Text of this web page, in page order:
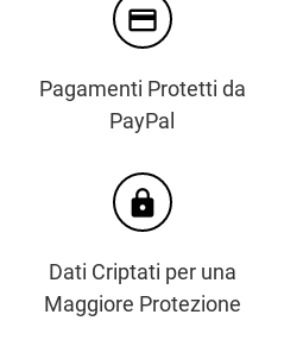
credit_card
Pagamenti Protetti da
PayPal
https
Dati Criptati per una
Maggiore Protezione